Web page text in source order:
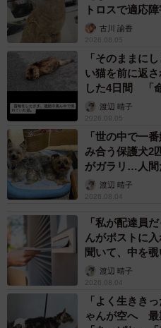
トロスで適応
古川 諭香
2026.08.05
「そのままに
い猫を前に返
した4日間 「
体代表の訴え
渡辺 晴子
2026.08.05
「世の中で一
み合う保護犬2
がガラリ…人間
渡辺 晴子
2026.08.04
「私が配達員
んがポストに
聞いて、中を
ですね」
渡辺 晴子
2026.08.04
「よく生きき
ゃんが空へ 最